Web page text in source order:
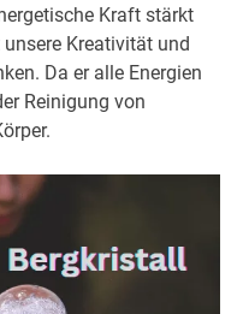
Kraft stärkt
Kreativität und
Da er alle Energien
Reinigung von